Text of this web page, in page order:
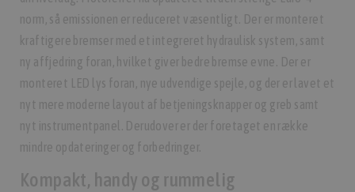
norm, så emissionen er reduceret væsentligt. Der er monteret
kraftigere bremser med et integreret hydraulisk system, samt
ny affjedring foran, hvilket giver bedre bremse evne. Der er
monteret LED lys foran, nye udvendige spejle, og der er lavet et
nyt mere moderne layout af betjeningsknapper og greb samt
nyt instrumentpanel. Derudover er der foretaget en række
mindre opdateringer og forbedringer.
Kompakt, handy og rummelig